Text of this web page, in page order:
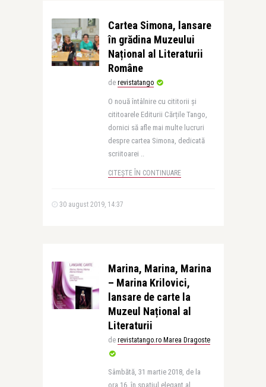
Cartea Simona, lansare
în grădina Muzeului
Național al Literaturii
Române
de revistatango
O nouă întâlnire cu cititorii și
cititoarele Editurii Cărțile Tango,
dornici să afle mai multe lucruri
despre cartea Simona, dedicată
scriitoarei ..
CITEȘTE ÎN CONTINUARE
30 august 2019, 14:37
Marina, Marina, Marina
– Marina Krilovici,
lansare de carte la
Muzeul Național al
Literaturii
de revistatango.ro Marea Dragoste
Sâmbătă, 31 martie 2018, de la
ora 16, în spațiul elegant al